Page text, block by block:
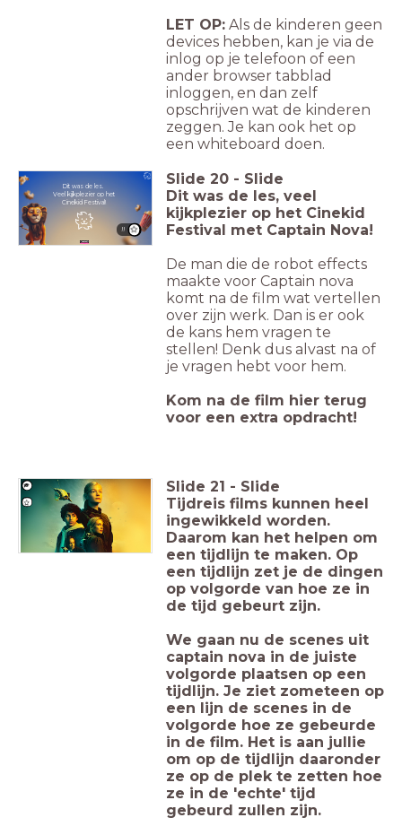
LET OP: Als de kinderen geen
devices hebben, kan je via de
inlog op je telefoon of een
ander browser tabblad
inloggen, en dan zelf
opschrijven wat de kinderen
zeggen. Je kan ook het op
een whiteboard doen.
Dit was de les.
Veel kijkplezier op het
Cinekid Festival!
!!
Slide 20 - Slide
Dit was de les, veel
kijkplezier op het Cinekid
Festival met Captain Nova!
De man die de robot effects
maakte voor Captain nova
komt na de film wat vertellen
over zijn werk. Dan is er ook
de kans hem vragen te
stellen! Denk dus alvast na of
je vragen hebt voor hem.
Kom na de film hier terug
voor een extra opdracht!
Slide 21 - Slide
Tijdreis films kunnen heel
ingewikkeld worden.
Daarom kan het helpen om
een tijdlijn te maken. Op
een tijdlijn zet je de dingen
op volgorde van hoe ze in
de tijd gebeurt zijn.
We gaan nu de scenes uit
captain nova in de juiste
volgorde plaatsen op een
tijdlijn. Je ziet zometeen op
een lijn de scenes in de
volgorde hoe ze gebeurde
in de film. Het is aan jullie
om op de tijdlijn daaronder
ze op de plek te zetten hoe
ze in de 'echte' tijd
gebeurd zullen zijn.